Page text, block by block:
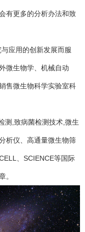
有更多的分析办法和致
应用的创新发展而服
微生物学、机械自动
售微生物科学实验室科
测,致病菌检测技术,微生
析仪、高通量微生物筛
、SCIENCE等国际
。